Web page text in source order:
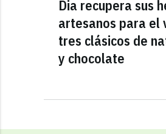
Dia recupera sus
artesanos para el
tres clásicos de
y chocolate